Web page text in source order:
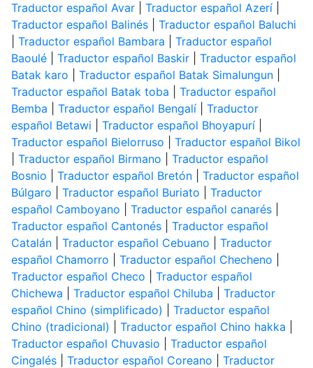
Traductor español Avar| Traductor español Azerí|
Traductor español Balinés| Traductor español Baluchi
Traductor español Bambara
Traductor español
Baoulé| Traductor español Baskir| Traductor español
Batak karo
Traductor español Batak Simalungun|
Traductor español Batak toba
Traductor español
Bemba
Traductor español Bengalí| Traductor
español Betawi
Traductor español Bhoyapurí|
Traductor español Bielorruso
Traductor español Bikol
Traductor español Birmano
Traductor español
Bosnio
Traductor español Bretón| Traductor español
Búlgaro
Traductor español Buriato
Traductor
español Camboyano
Traductor español canarés|
Traductor español Cantonés| Traductor español
Catalán| Traductor español Cebuano
Traductor
español Chamorro
Traductor español Checheno
Traductor español Checo
Traductor español
Chichewa
Traductor español Chiluba
Traductor
español Chino (simplificado)
Traductor español
Chino (tradicional)
Traductor español Chino hakka
Traductor español Chuvasio
Traductor español
Cingalés| Traductor español Coreano
Traductor